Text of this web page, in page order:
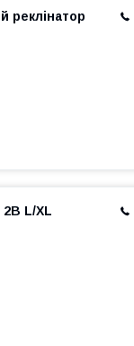
реклінатор
2В L/XL